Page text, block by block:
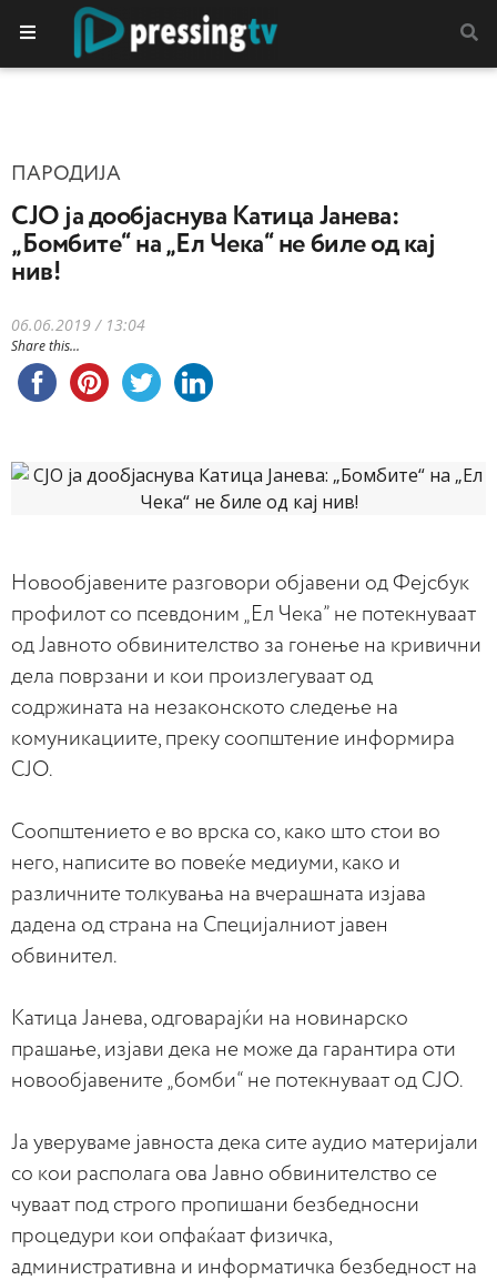
ПАРОДИЈА
СЈО ја дообјаснува Катица Јанева:
„Бомбите“ на „Ел Чека“ не биле од кај
нив!
06.06.2019 / 13:04
Share this...
Новообјавените разговори објавени од Фејсбук
профилот со псевдоним „Ел Чека” не потекнуваат
од Јавното обвинителство за гонење на кривични
дела поврзани и кои произлегуваат од
содржината на незаконското следење на
комуникациите, преку соопштение информира
СЈО.
Соопштението е во врска со, како што стои во
него, написите во повеќе медиуми, како и
различните толкувања на вчерашната изјава
дадена од страна на Специјалниот јавен
обвинител.
Катица Јанева, одговарајќи на новинарско
прашање, изјави дека не може да гарантира оти
новообјавените „бомби“ не потекнуваат од СЈО.
Ја уверуваме јавноста дека сите аудио материјали
со кои располага ова Јавно обвинителство се
чуваат под строго пропишани безбедносни
процедури кои опфаќаат физичка,
административна и информатичка безбедност на